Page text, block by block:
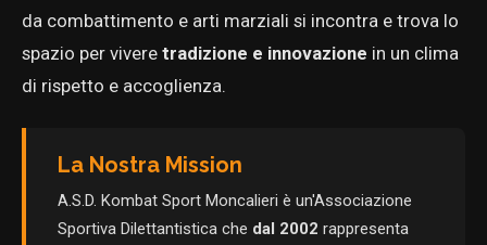
da combattimento e arti marziali si incontra e trova lo
spazio per vivere tradizione e innovazione in un clima
di rispetto e accoglienza.
La Nostra Mission
A.S.D. Kombat Sport Moncalieri è un'Associazione
Sportiva Dilettantistica che dal 2002 rappresenta